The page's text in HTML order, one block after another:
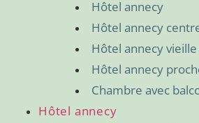
Hôtel annecy
Hôtel annecy
Hôtel annecy vieille
Hôtel annecy
Chambre avec
Hôtel annecy